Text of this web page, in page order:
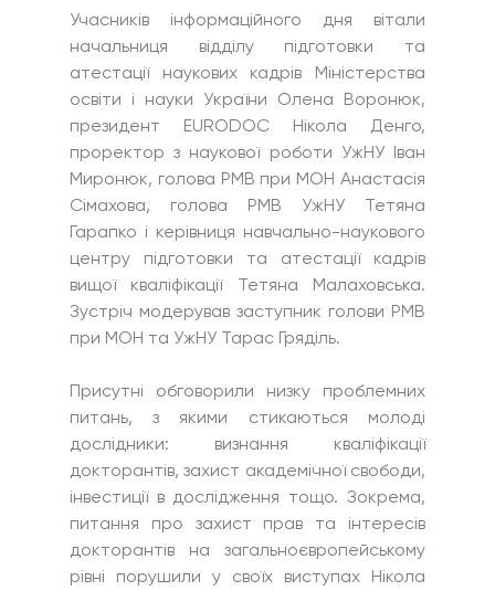
Учасників інформаційного дня вітали
начальниця відділу підготовки та
атестації наукових кадрів Міністерства
освіти і науки України Олена Воронюк,
президент EURODOC Нікола Денго,
проректор з наукової роботи УжНУ Іван
Миронюк, голова РМВ при МОН Анастасія
Сімахова, голова РМВ УжНУ Тетяна
Гарапко і керівниця навчально-наукового
центру підготовки та атестації кадрів
вищої кваліфікації Тетяна Малаховська.
Зустріч модерував заступник голови РМВ
при МОН та УжНУ Тарас Гряділь.
Присутні обговорили низку проблемних
питань, з якими стикаються молоді
дослідники: визнання кваліфікації
докторантів, захист академічної свободи,
інвестиції в дослідження тощо. Зокрема,
питання про захист прав та інтересів
докторантів на загальноєвропейському
рівні порушили у своїх виступах Нікола